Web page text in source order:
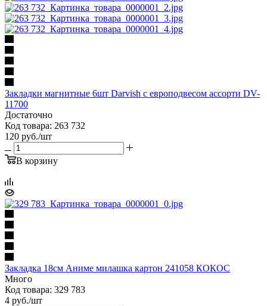
Закладки магнитные 6шт Darvish c европодвесом ассорти DV-
11700
Достаточно
Код товара: 263 732
120 руб./шт
В корзину
Закладка 18см Аниме милашка картон 241058 КОКОС
Много
Код товара: 329 783
4 руб./шт